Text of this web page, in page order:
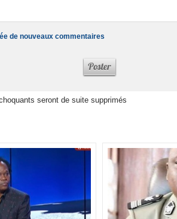
de nouveaux commentaires
seront de suite supprimés